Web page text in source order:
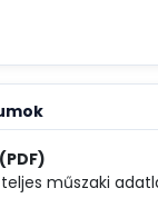
műszaki